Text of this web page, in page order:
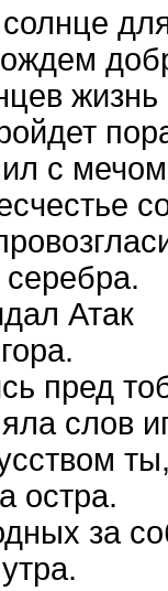
с
Атак
пред
слов
остра.
за